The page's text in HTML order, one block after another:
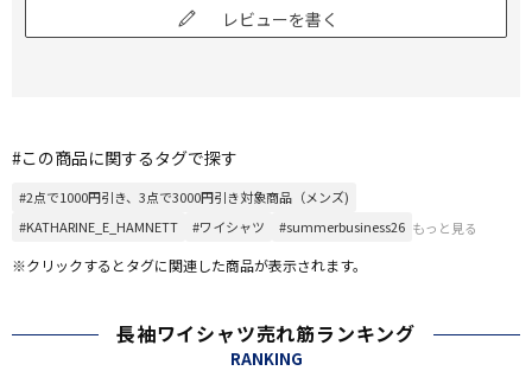
レビューを書く
#この商品に関するタグで探す
#2点で1000円引き、3点で3000円引き対象商品（メンズ)
#KATHARINE_E_HAMNETT
#ワイシャツ #summerbusiness26 もっと見る
※クリックするとタグに関連した商品が表示されます。
長袖ワイシャツ売れ筋ランキング
RANKING